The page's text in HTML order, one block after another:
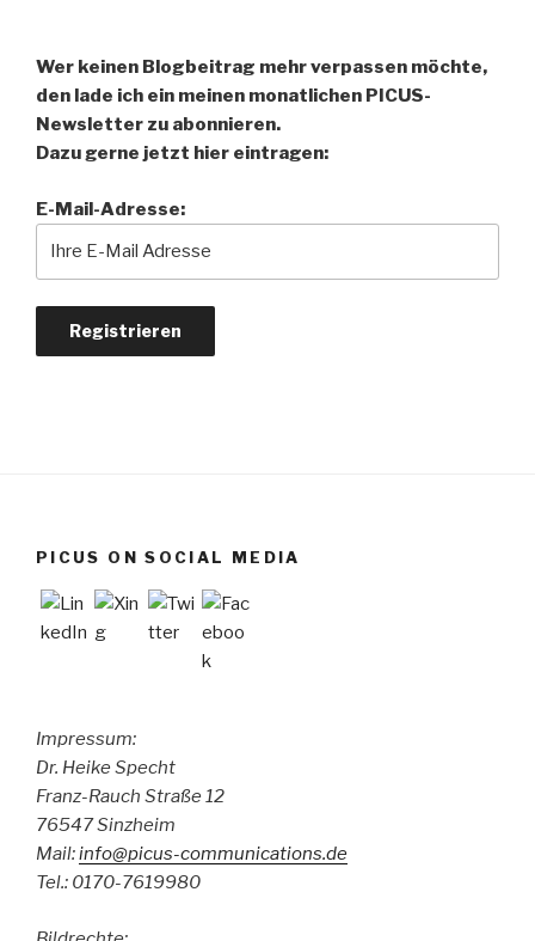
Wer keinen Blogbeitrag mehr verpassen möchte,
den lade ich ein meinen monatlichen PICUS-
Newsletter zu abonnieren.
Dazu gerne jetzt hier eintragen:
E-Mail-Adresse:
PICUS ON SOCIAL MEDIA
Impressum:
Dr. Heike Specht
Franz-Rauch Straße 12
76547 Sinzheim
Mail:info@picus-communications.de
Tel.: 0170-7619980